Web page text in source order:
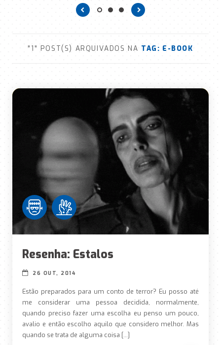
"1" POST(S) ARQUIVADOS NA TAG: E-BOOK
Resenha: Estalos
26 OUT, 2014
Estão preparados para um conto de terror? Eu posso até
me considerar uma pessoa decidida, normalmente,
quando preciso fazer uma escolha eu penso um pouco,
avalio e então escolho aquilo que considero melhor. Mas
quando se trata de alguma coisa […]